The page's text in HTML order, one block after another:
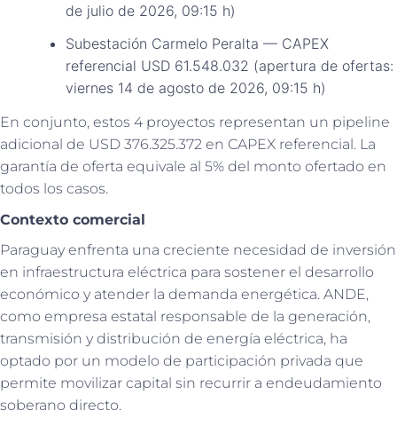
de julio de 2026, 09:15 h)
Subestación Carmelo Peralta — CAPEX
referencial USD 61.548.032 (apertura de ofertas:
viernes 14 de agosto de 2026, 09:15 h)
En conjunto, estos 4 proyectos representan un pipeline
adicional de USD 376.325.372 en CAPEX referencial. La
garantía de oferta equivale al 5% del monto ofertado en
todos los casos.
Contexto comercial
Paraguay enfrenta una creciente necesidad de inversión
en infraestructura eléctrica para sostener el desarrollo
económico y atender la demanda energética. ANDE,
como empresa estatal responsable de la generación,
transmisión y distribución de energía eléctrica, ha
optado por un modelo de participación privada que
permite movilizar capital sin recurrir a endeudamiento
soberano directo.